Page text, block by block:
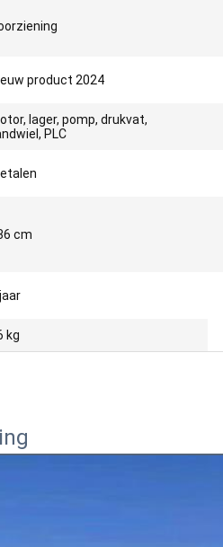
product 2024
lager, pomp, drukvat,
PLC
cm
kg